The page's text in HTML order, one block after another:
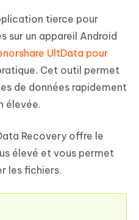
tierce pour
sur un appareil Android
UltData pour
Cet outil permet
de données rapidement
élevée.
Recovery offre le
élevé et vous permet
les fichiers.